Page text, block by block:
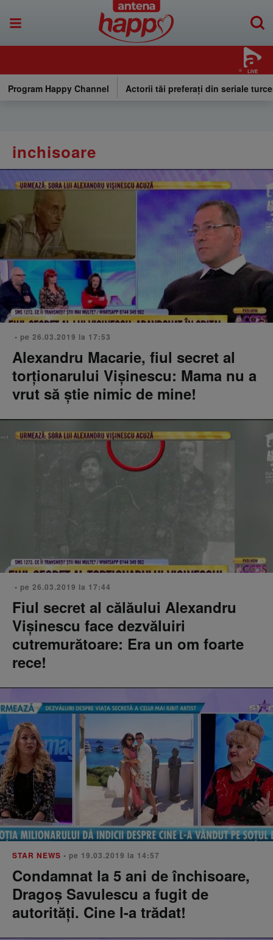
LIVE
Program Happy Channel Actorii tăi preferați din seriale
inchisoare
• pe 26.03.2019 la 17:53
Alexandru Macarie, fiul secret al
torţionarului Vişinescu: Mama nu a
vrut să ştie nimic de mine!
• pe 26.03.2019 la 17:44
Fiul secret al călăului Alexandru
Vişinescu face dezvăluiri
cutremurătoare: Era un om foarte
rece!
STAR NEWS • pe 19.03.2019 la 14:57
Condamnat la 5 ani de închisoare,
Dragoş Savulescu a fugit de
autorităţi. Cine l-a trădat!